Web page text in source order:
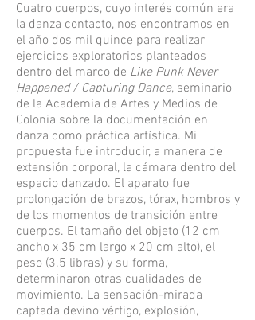
Cuatro cuerpos, cuyo interés común era
la danza contacto, nos encontramos en
el año dos mil quince para realizar
ejercicios exploratorios planteados
dentro del marco de Like Punk Never
Happened / Capturing Dance, seminario
de la Academia de Artes y Medios de
Colonia sobre la documentación en
danza como práctica artística. Mi
propuesta fue introducir, a manera de
extensión corporal, la cámara dentro del
espacio danzado. El aparato fue
prolongación de brazos, tórax, hombros y
de los momentos de transición entre
cuerpos. El tamaño del objeto (12 cm
ancho x 35 cm largo x 20 cm alto), el
peso (3.5 libras) y su forma,
determinaron otras cualidades de
movimiento. La sensación-mirada
captada devino vértigo, explosión,